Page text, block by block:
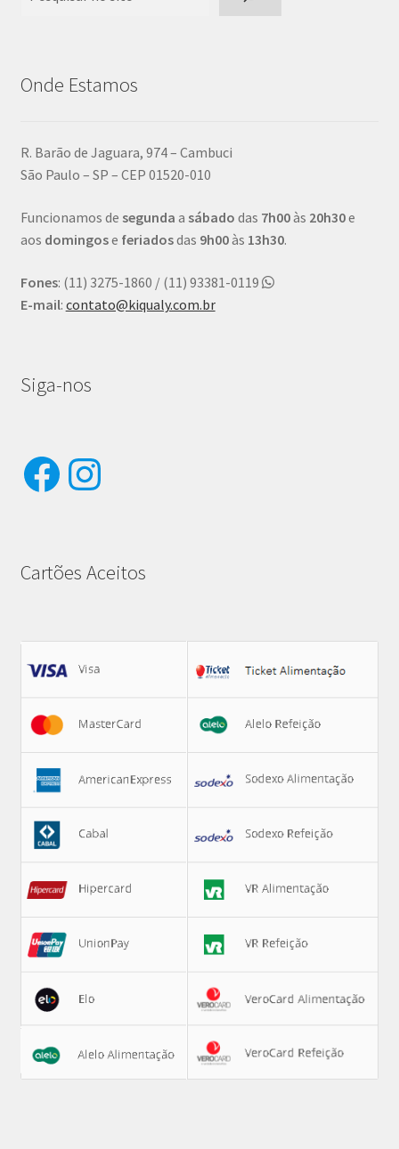
Onde Estamos
R. Barão de Jaguara, 974 – Cambuci
São Paulo – SP – CEP 01520-010
Funcionamos de segunda a sábado das 7h00às 20h30e
aos domingose feriadosdas 9h00às 13h30.
Fones: (11) 3275-1860 / (11) 93381-0119
E-mail: contato@kiqualy.com.br
Siga-nos
Facebook
Instagram
Cartões Aceitos